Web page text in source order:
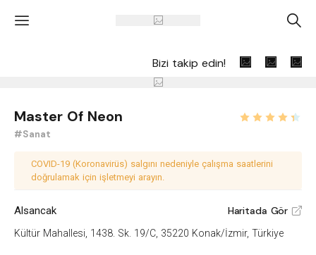
' A
Bizi takip edin!
Master Of Neon
#Sanat
COVID-19 (Koronavirüs) salgını nedeniyle çalışma saatlerini
doğrulamak için işletmeyi arayın.
Alsancak Haritada Gör V
Kültür Mahallesi, 1438. Sk. 19/C, 35220 Konak/İzmir, Türkiye